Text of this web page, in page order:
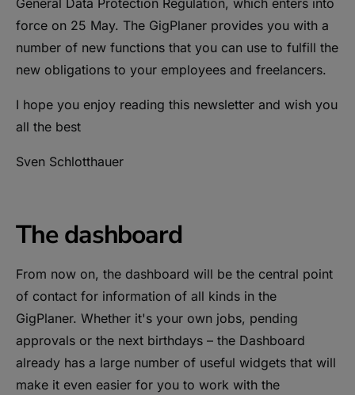
force on 25 May. The GigPlaner provides you with a
number of new functions that you can use to fulfill the
new obligations to your employees and freelancers.
I hope you enjoy reading this newsletter and wish you
all the best
Sven Schlotthauer
The dashboard
From now on, the dashboard will be the central point
of contact for information of all kinds in the
GigPlaner. Whether it's your own jobs, pending
approvals or the next birthdays – the Dashboard
already has a large number of useful widgets that will
make it even easier for you to work with the